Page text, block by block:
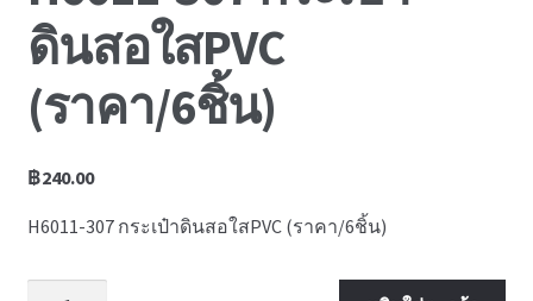
Contact Us
My Account
News
ดินสอใสPVC
(ราคา/6ชิ้น)
฿240.00
H6011-307 กระเป๋าดินสอใสPVC (ราคา/6ชิ้น)